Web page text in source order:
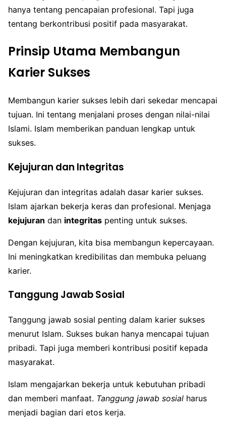
hanya tentang pencapaian profesional. Tapi juga
tentang berkontribusi positif pada masyarakat.
Prinsip Utama Membangun
Karier Sukses
Membangun karier sukses lebih dari sekedar mencapai
tujuan. Ini tentang menjalani proses dengan nilai-nilai
Islami. Islam memberikan panduan lengkap untuk
sukses.
Kejujuran dan Integritas
Kejujuran dan integritas adalah dasar karier sukses.
Islam ajarkan bekerja keras dan profesional. Menjaga
kejujuran dan integritas penting untuk sukses.
Dengan kejujuran, kita bisa membangun kepercayaan.
Ini meningkatkan kredibilitas dan membuka peluang
karier.
Tanggung Jawab Sosial
Tanggung jawab sosial penting dalam karier sukses
menurut Islam. Sukses bukan hanya mencapai tujuan
pribadi. Tapi juga memberi kontribusi positif kepada
masyarakat.
Islam mengajarkan bekerja untuk kebutuhan pribadi
dan memberi manfaat. Tanggung jawab sosial harus
menjadi bagian dari etos kerja.